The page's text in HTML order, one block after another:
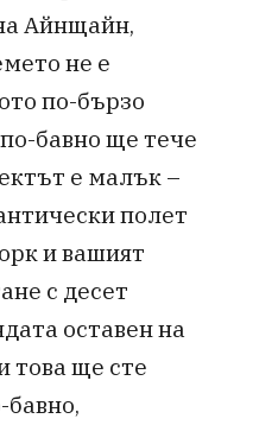
Айнщайн,
не е
по-бързо
бавно ще тече
е малък –
полет
и вашият
с десет
оставен на
това ще сте
бавно,